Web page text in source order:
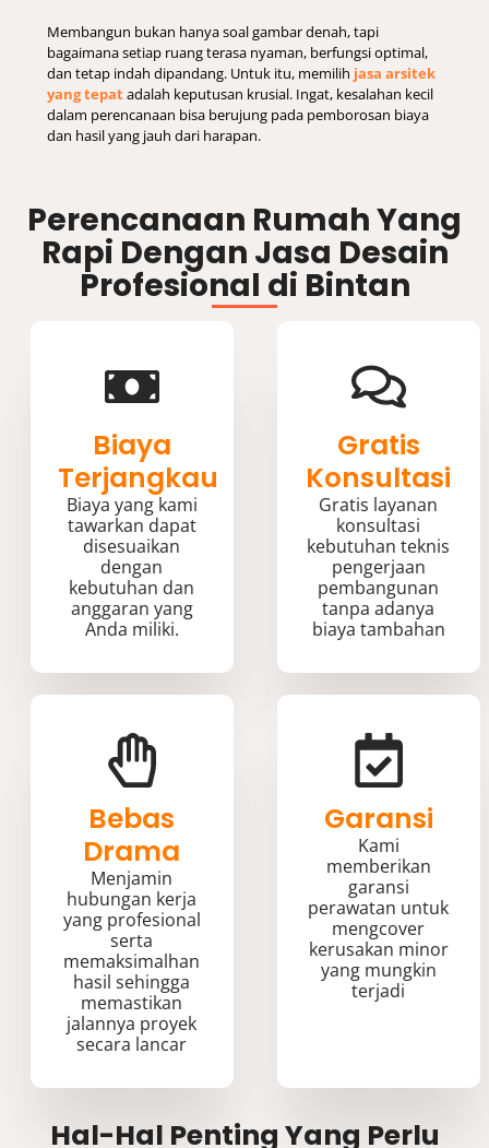
Membangun bukan hanya soal gambar denah, tapi
bagaimana setiap ruang terasa nyaman, berfungsi optimal,
dan tetap indah dipandang. Untuk itu, memilih jasa arsitek
yang tepatadalah keputusan krusial. Ingat, kesalahan kecil
dalam perencanaan bisa berujung pada pemborosan biaya
dan hasil yang jauh dari harapan.
Perencanaan Rumah Yang
Rapi Dengan Jasa Desain
Profesional di Bintan
Biaya
Terjangkau
Biaya yang kami
tawarkan dapat
disesuaikan
dengan
kebutuhan dan
anggaran yang
Anda miliki.
Gratis
Konsultasi
Gratis layanan
konsultasi
kebutuhan teknis
pengerjaan
pembangunan
tanpa adanya
biaya tambahan
Bebas
Drama
Menjamin
hubungan kerja
yang profesional
serta
memaksimalhan
hasil sehingga
memastikan
jalannya proyek
secara lancar
Garansi
Kami
memberikan
garansi
perawatan untuk
mengcover
kerusakan minor
yang mungkin
terjadi
Hal-Hal Penting Yang Perlu